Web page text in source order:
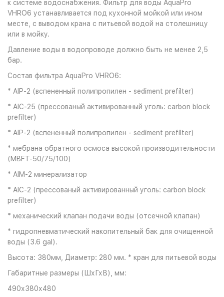
к системе водоснабжения. Фильтр для воды AquaPro
VHRO6 устанавливается под кухонной мойкой или ином
месте, с выводом крана с питьевой водой на столешницу
или в мойку.
Давление воды в водопроводе должно быть не менее 2,5
бар.
Состав фильтра AquaPro VHRO6:
* AIP-2 (вспененный полипропилен - sediment prefilter)
* AIC-25 (прессованый активированный уголь: carbon block
prefilter)
* AIP-2 (вспененный полипропилен - sediment prefilter)
* мебрана обратного осмоса высокой производительности
(MBFT-50/75/100)
* AIM-2 минерализатор
* AIC-2 (прессованый активированный уголь: carbon block
prefilter)
* механический клапан подачи воды (отсечной клапан)
* гидропневматический накопительный бак для очищенной
воды (3.6 gal).
Высота: 380мм, Диаметр: 280 мм. * кран для питьевой воды
Габаритные размеры (ШхГхВ), мм:
490х380х480